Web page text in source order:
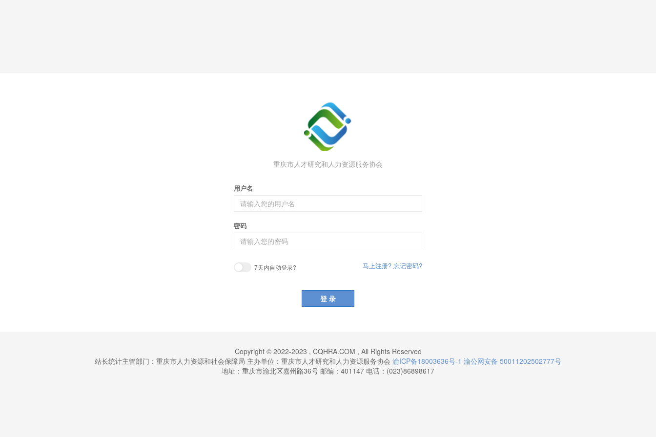
重庆市人才研究和人力资源服务协会
用户名
密码
7天内自动登录? 马上注册? 忘记密码?
登 录
Copyright © 2022-2023 , CQHRA.COM , All Rights Reserved
站长统计主管部门：重庆市人力资源和社会保障局 主办单位：重庆市人才研究和人力资源服务协会 渝ICP备18003636号-1 渝公网安备 50011202502777号
地址：重庆市渝北区嘉州路36号 邮编：401147 电话：(023)86898617